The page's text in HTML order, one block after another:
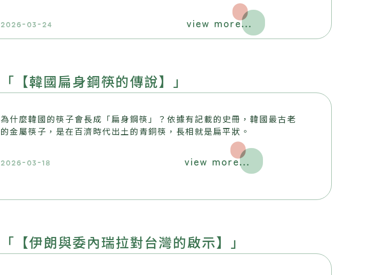
2026-03-24 view more...
「【韓國扁身鋼筷的傳說】」
為什麼韓國的筷子會長成「扁身鋼筷」？依據有記載的史冊，韓國最古老
的金屬筷子，是在百濟時代出土的青銅筷，長相就是扁平狀。
2026-03-18 view more...
「【伊朗與委內瑞拉對台灣的啟示】」